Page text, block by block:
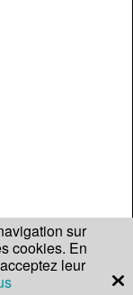
sur
cookies. En
leur